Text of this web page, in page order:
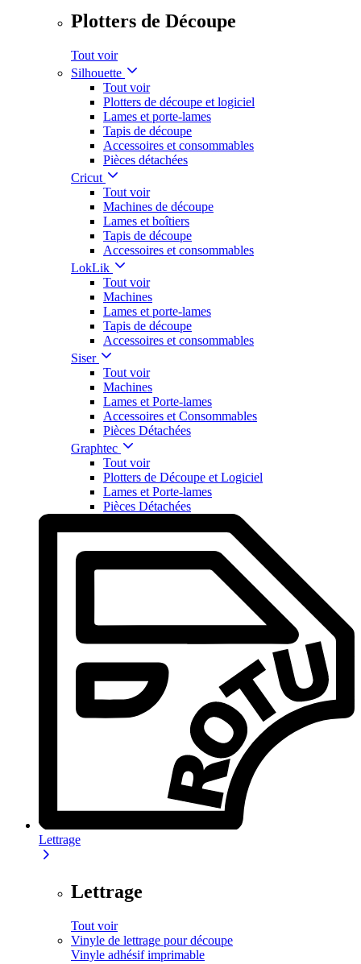
Plotters de Découpe
Tout voir
Silhouette
Tout voir
Plotters de découpe et logiciel
Lames et porte-lames
Tapis de découpe
Accessoires et consommables
Pièces détachées
Cricut
Tout voir
Machines de découpe
Lames et boîtiers
Tapis de découpe
Accessoires et consommables
LokLik
Tout voir
Machines
Lames et porte-lames
Tapis de découpe
Accessoires et consommables
Siser
Tout voir
Machines
Lames et Porte-lames
Accessoires et Consommables
Pièces Détachées
Graphtec
Tout voir
Plotters de Découpe et Logiciel
Lames et Porte-lames
Pièces Détachées
Lettrage
Lettrage
Tout voir
Vinyle de lettrage pour découpe
Vinyle adhésif imprimable